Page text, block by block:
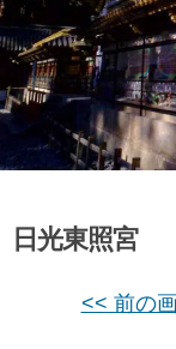
日光東照宮
<< 前の